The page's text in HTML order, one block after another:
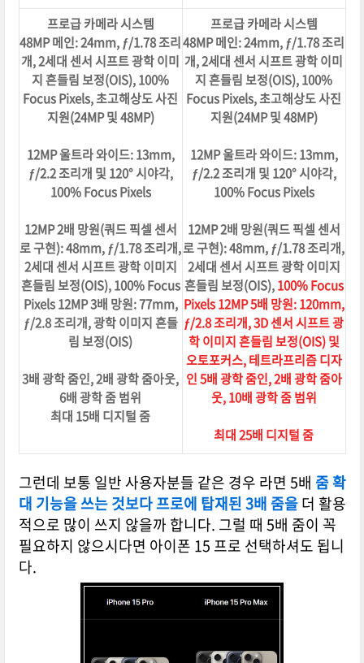
프로급 카메라 시스템
48MP 메인: 24mm, ƒ/1.78 조리
개, 2세대 센서 시프트 광학 이미
지 흔들림 보정(OIS), 100%
Focus Pixels, 초고해상도 사진
지원(24MP 및 48MP)
12MP 울트라 와이드: 13mm,
ƒ/2.2 조리개 및 120° 시야각,
100% Focus Pixels
12MP 2배 망원(쿼드 픽셀 센서
로 구현): 48mm, ƒ/1.78 조리개,
2세대 센서 시프트 광학 이미지
흔들림 보정(OIS), 100% Focus
Pixels 12MP 3배 망원: 77mm,
ƒ/2.8 조리개, 광학 이미지 흔들
림 보정(OIS)
3배 광학 줌인, 2배 광학 줌아웃,
6배 광학 줌 범위
최대 15배 디지털 줌
프로급 카메라 시스템
48MP 메인: 24mm, ƒ/1.78 조리
개, 2세대 센서 시프트 광학 이미
지 흔들림 보정(OIS), 100%
Focus Pixels, 초고해상도 사진
지원(24MP 및 48MP)
12MP 울트라 와이드: 13mm,
ƒ/2.2 조리개 및 120° 시야각,
100% Focus Pixels
12MP 2배 망원(쿼드 픽셀 센서
로 구현): 48mm, ƒ/1.78 조리개,
2세대 센서 시프트 광학 이미지
흔들림 보정(OIS),100% Focus
Pixels 12MP 5배 망원: 120mm,
ƒ/2.8 조리개, 3D 센서 시프트 광
학 이미지 흔들림 보정(OIS) 및
오토포커스, 테트라프리즘 디자
인 5배 광학 줌인, 2배 광학 줌아
웃, 10배 광학 줌 범위
최대 25배 디지털 줌
그런데 보통 일반 사용자분들 같은 경우 라면 5배 줌 확
대 기능을 쓰는 것보다 프로에 탑재된 3배 줌을더 활용
적으로 많이 쓰지 않을까 합니다. 그럴 때 5배 줌이 꼭
필요하지 않으시다면 아이폰 15 프로 선택하셔도 됩니
다.